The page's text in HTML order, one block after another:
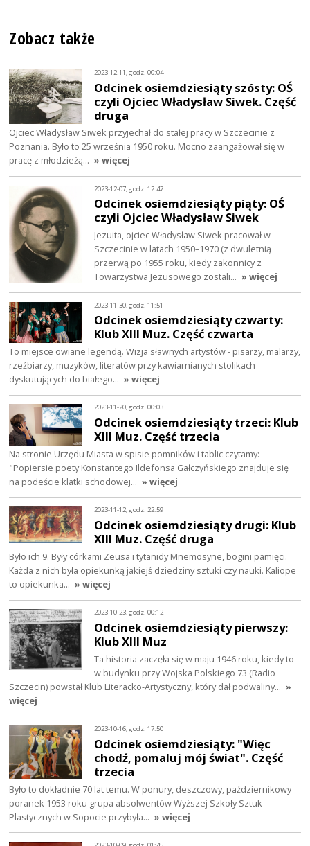
Zobacz także
2023-12-11, godz. 00:04
Odcinek osiemdziesiąty szósty: OŚ
czyli Ojciec Władysław Siwek. Część
druga
Ojciec Władysław Siwek przyjechał do stałej pracy w Szczecinie z
Poznania. Było to 25 września 1950 roku. Mocno zaangażował się w
pracę z młodzieżą… » więcej
2023-12-07, godz. 12:47
Odcinek osiemdziesiąty piąty: OŚ
czyli Ojciec Władysław Siwek
Jezuita, ojciec Władysław Siwek pracował w
Szczecinie w latach 1950–1970 (z dwuletnią
przerwą po 1955 roku, kiedy zakonnicy z
Towarzystwa Jezusowego zostali… » więcej
2023-11-30, godz. 11:51
Odcinek osiemdziesiąty czwarty:
Klub XIII Muz. Część czwarta
To miejsce owiane legendą. Wizja sławnych artystów - pisarzy, malarzy,
rzeźbiarzy, muzyków, literatów przy kawiarnianych stolikach
dyskutujących do białego… » więcej
2023-11-20, godz. 00:03
Odcinek osiemdziesiąty trzeci: Klub
XIII Muz. Część trzecia
Na stronie Urzędu Miasta w spisie pomników i tablic czytamy:
"Popiersie poety Konstantego Ildefonsa Gałczyńskiego znajduje się
na podeście klatki schodowej… » więcej
2023-11-12, godz. 22:59
Odcinek osiemdziesiąty drugi: Klub
XIII Muz. Część druga
Było ich 9. Były córkami Zeusa i tytanidy Mnemosyne, bogini pamięci.
Każda z nich była opiekunką jakiejś dziedziny sztuki czy nauki. Kaliope
to opiekunka… » więcej
2023-10-23, godz. 00:12
Odcinek osiemdziesiąty pierwszy:
Klub XIII Muz
Ta historia zaczęła się w maju 1946 roku, kiedy to
w budynku przy Wojska Polskiego 73 (Radio
Szczecin) powstał Klub Literacko-Artystyczny, który dał podwaliny… »
więcej
2023-10-16, godz. 17:50
Odcinek osiemdziesiąty: "Więc
chodź, pomaluj mój świat". Część
trzecia
Było to dokładnie 70 lat temu. W ponury, deszczowy, październikowy
poranek 1953 roku grupa absolwentów Wyższej Szkoły Sztuk
Plastycznych w Sopocie przybyła… » więcej